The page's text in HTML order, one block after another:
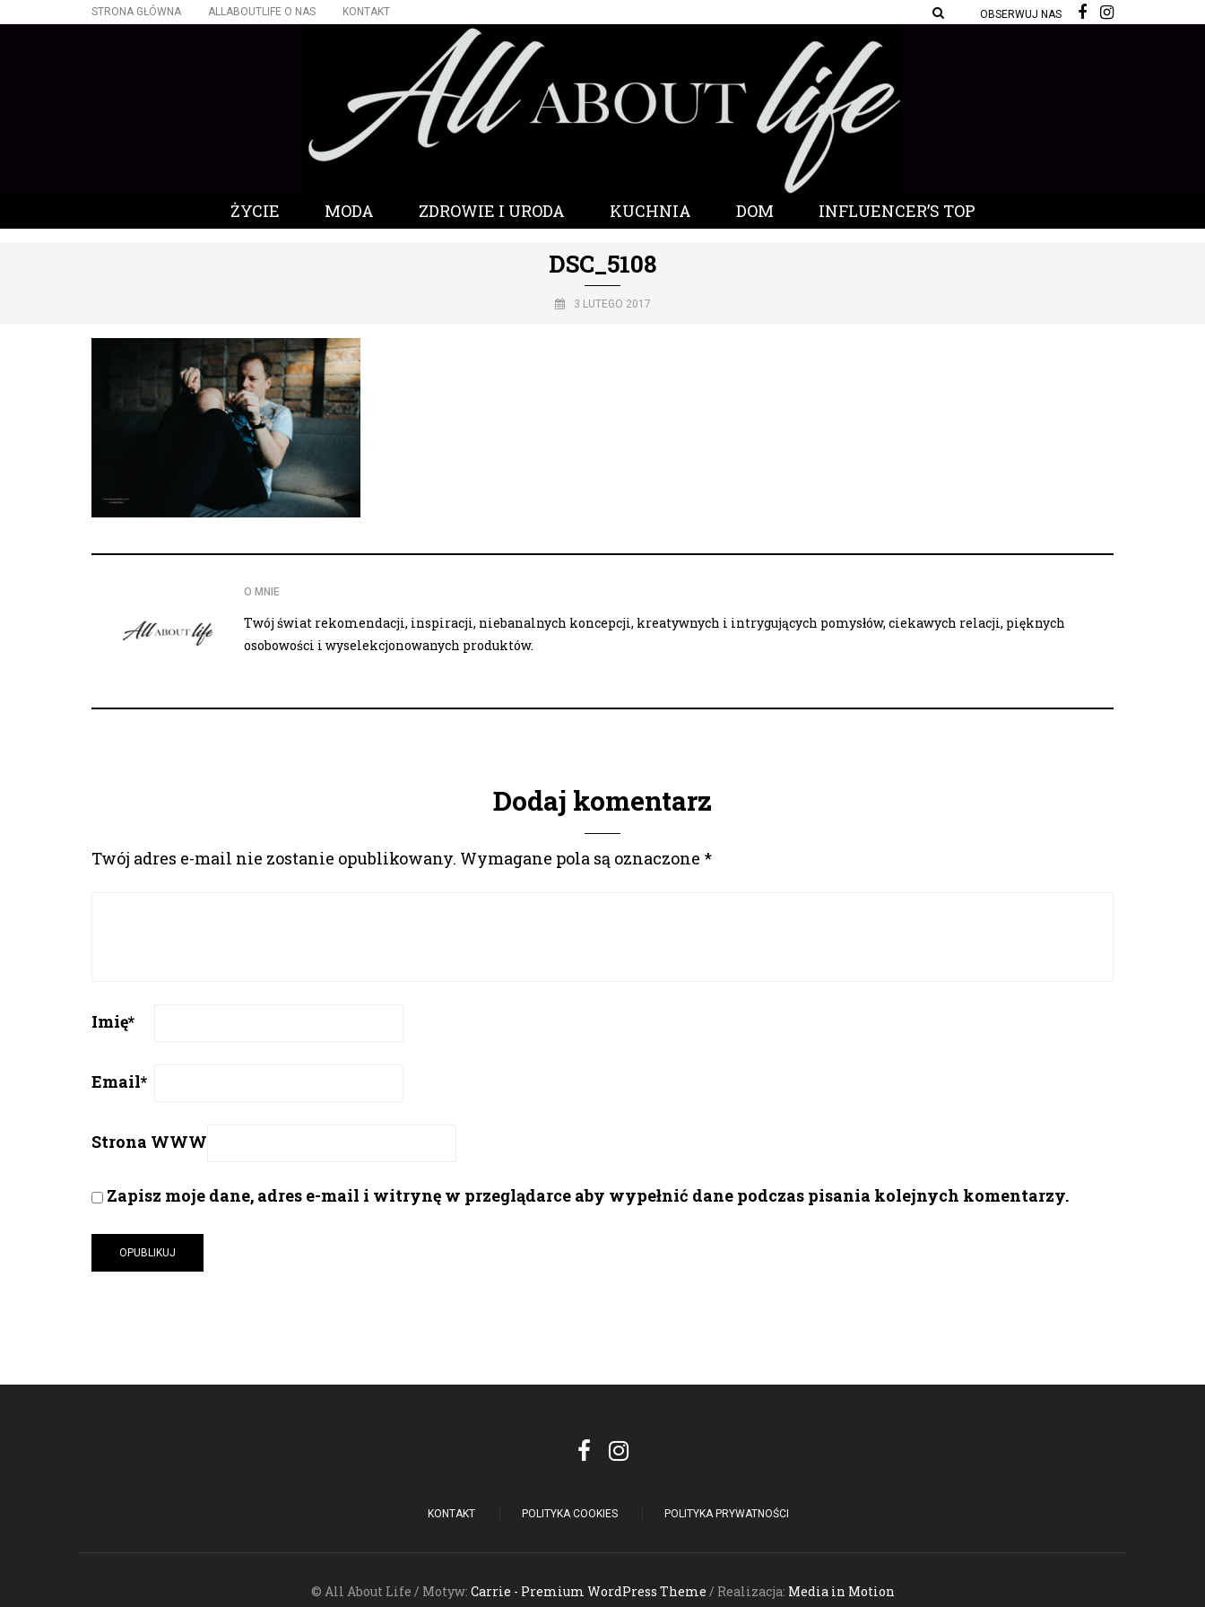
STRONA GŁÓWNA ALLABOUTLIFE O NAS KONTAKT OBSERWUJ NAS
ŻYCIE MODA ZDROWIE I URODA KUCHNIA DOM INFLUENCER’S TOP
DSC_5108
3 LUTEGO 2017
O MNIE
Twój świat rekomendacji, inspiracji, niebanalnych koncepcji, kreatywnych i intrygujących pomysłów, ciekawych relacji, pięknych
osobowości i wyselekcjonowanych produktów.
Dodaj komentarz
Twój adres e-mail nie zostanie opublikowany. Wymagane pola są oznaczone *
Imię*
Email*
Strona WWW
Zapisz moje dane, adres e-mail i witrynę w przeglądarce aby wypełnić dane podczas pisania kolejnych komentarzy.
KONTAKT POLITYKA COOKIES POLITYKA PRYWATNOŚCI
© All About Life / Motyw: Carrie - Premium WordPress Theme / Realizacja: Media in Motion